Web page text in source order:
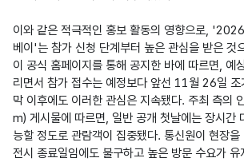
이와 같은 적극적인 홍보 활동의 영향으로,
베이'는 참가 신청 단계부터 높은 관심을 받은 것
이 공식 홈페이지를 통해 공지한 바에 따르면, 예
리면서 참가 접수는 예정보다 앞선 11월 26일 조
막 이후에도 이러한 관심은 지속됐다. 주최 측의
m) 게시물에 따르면, 일반 공개 첫날에는 장시간
능할 정도로 관람객이 집중됐다. 통신원이 현장
전시 종료일임에도 불구하고 높은 방문 수요가